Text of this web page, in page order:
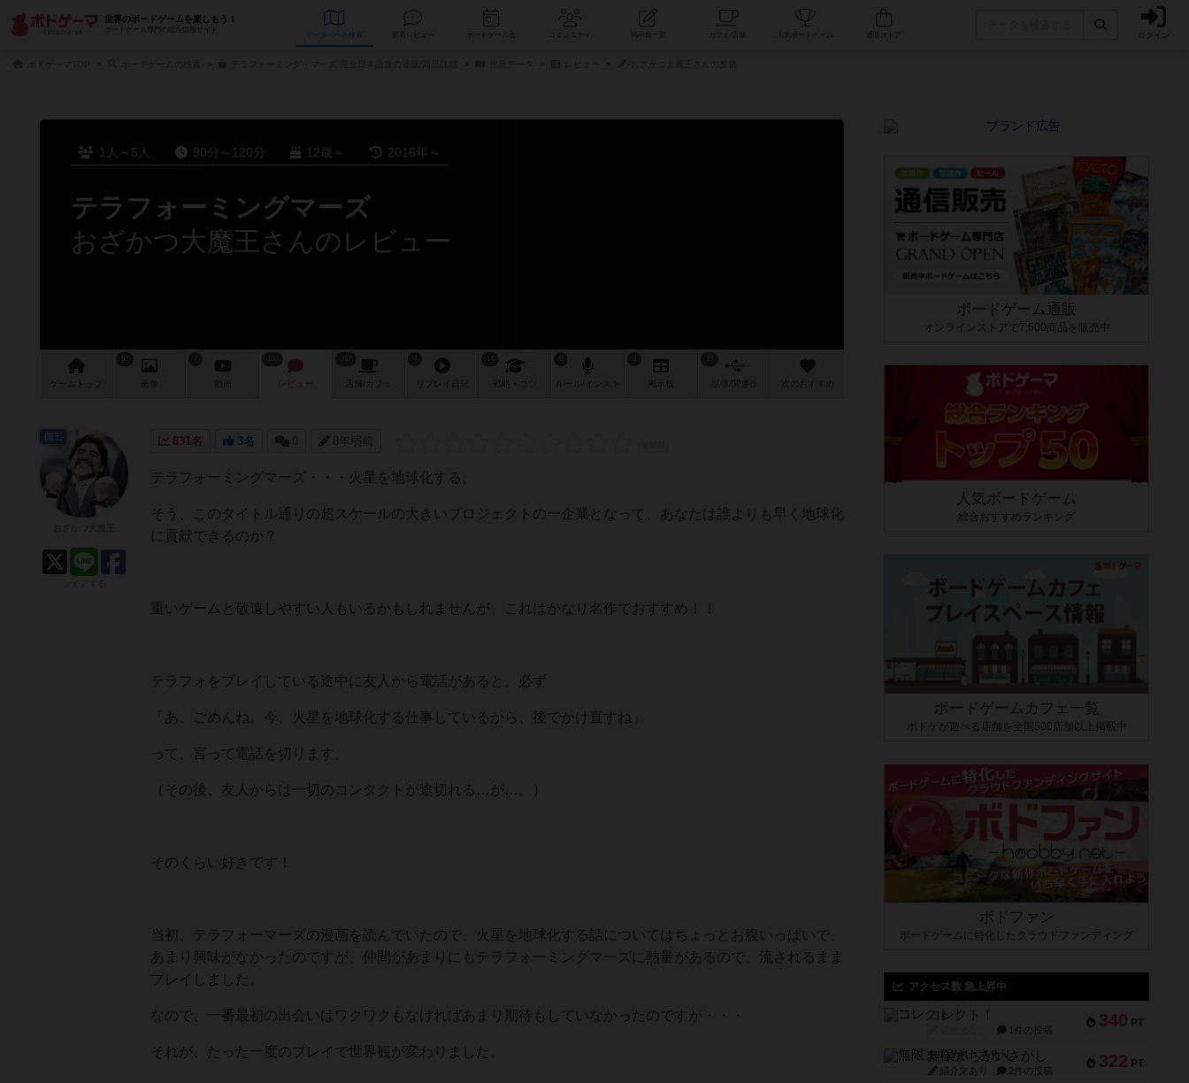
世界のボードゲームを楽しもう！
ボードゲーム専門の総合情報サイト
データベース コミュニティ 人気ボードゲーム ログイン
1人～5人 90分～120分 12歳～ 2016年～
テラフォーミングマーズ
おざかつ大魔王さんのレビュー
ゲーム 画像 レビュー 店舗/ カフェ 戦略 作 次のおすすめ
831名 3名 0 8年弱前
テラフォーミングマーズ・・・火星を地球化する。
そう、このタイトル通りの超スケールの大きいプロジェクトの一企業となって、あなたは誰よりも早く地球化
に貢献できるのか？
重いゲームと敬遠しやすい人もいるかもしれませんが、これはかなり名作でおすすめ！！
テラフォをプレイしている途中に友人から電話があると、必ず
「あ、ごめんね。今、火星を地球化する仕事しているから、後でかけ直すね」
って、言って電話を切ります。
（その後、友人からは一切のコンタクトが途切れる…が…。）
そのくらい好きです！
当初、テラフォーマーズの漫画を読んでいたので、火星を地球化する話についてはちょっとお腹いっぱいで、
あまり興味がなかったのですが、仲間があまりにもテラフォーミングマーズに熱量があるので、流されるまま
プレイしました。
なので、一番最初の出会いはワクワクもなければあまり期待もしていなかったのですが・・・
それが、たった一度のプレイで世界観が変わりました。
国王
ボードゲーム通販
オンラインストアで7,500商品を販売中
人気ボードゲーム
総合おすすめランキング
ボードゲームカフェ一覧
ボドゲが遊べる店舗を全国500店舗以上掲載中
ボドファン
ボードゲームに特化したクラウドファンディング
アクセス数 急上昇中
340 PT
コレクト！
1件の投稿
322 PT
無限まちがいさがし
紹介文あり 2件の投稿